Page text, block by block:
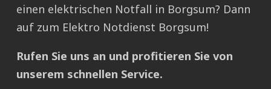
einen elektrischen Notfall in Borgsum? Dann
auf zum Elektro Notdienst Borgsum!
Rufen Sie uns an und profitieren Sie von
unserem schnellen Service.